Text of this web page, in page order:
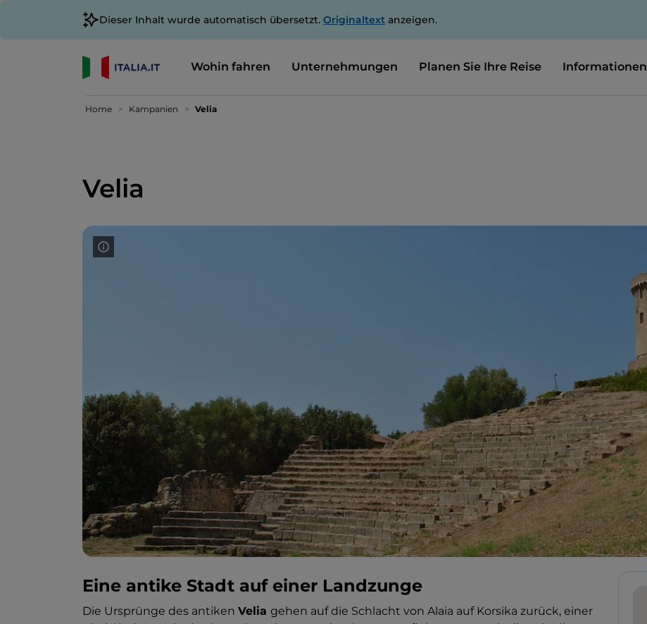
Dieser Inhalt wurde automatisch übersetzt. Originaltext anzeigen.
Wohin fahren Unternehmungen Planen Sie Ihre Reise Informationen
Home Kampanien Velia
Velia
Eine antike Stadt auf einer Landzunge
Die Ursprünge des antiken Velia gehen auf die Schlacht von Alaia auf Korsika zurück, einer